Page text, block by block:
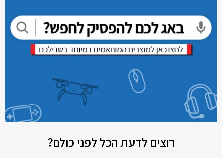
רוצים לדעת הכל לפני כולם?